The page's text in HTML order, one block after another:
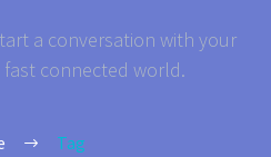
a conversation with your
connected world.
Tag